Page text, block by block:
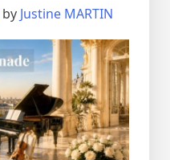
by Justine MARTIN